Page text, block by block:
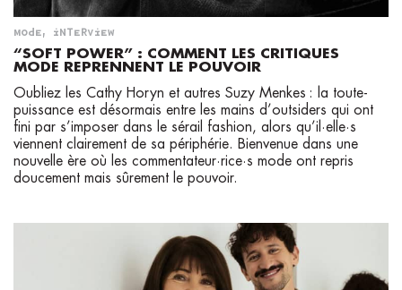
MODE, INTERVIEW
“SOFT POWER” : COMMENT LES CRITIQUES
MODE REPRENNENT LE POUVOIR
Oubliez les Cathy Horyn et autres Suzy Menkes : la toute-
puissance est désormais entre les mains d’outsiders qui ont
fini par s’imposer dans le sérail fashion, alors qu’il·elle·s
viennent clairement de sa périphérie. Bienvenue dans une
nouvelle ère où les commentateur·rice·s mode ont repris
doucement mais sûrement le pouvoir.